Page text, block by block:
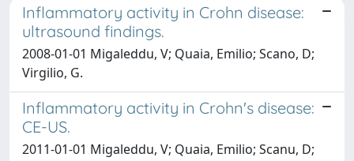
Inflammatory activity in Crohn disease:
ultrasound findings.
2008-01-01 Migaleddu, V; Quaia, Emilio; Scano, D;
Virgilio, G.
Inflammatory activity in Crohn's disease:
CE-US.
2011-01-01 Migaleddu, V; Quaia, Emilio; Scanu, D;